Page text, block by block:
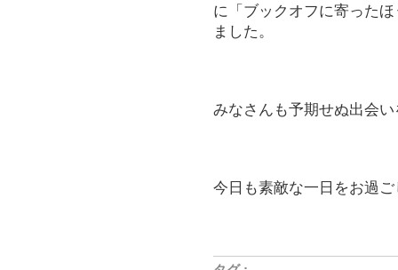
に「ブックオフに寄った
ました。
みなさんも予期せぬ出会
今日も素敵な一日をお過